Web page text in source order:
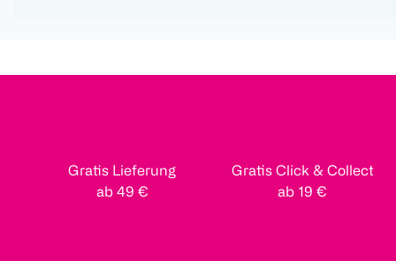
Gratis Lieferung
ab 49 €
Gratis Click & Collect
ab 19 €